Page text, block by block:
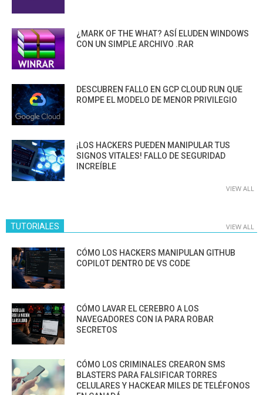
¿MARK OF THE WHAT? ASÍ ELUDEN WINDOWS
CON UN SIMPLE ARCHIVO .RAR
DESCUBREN FALLO EN GCP CLOUD RUN QUE
ROMPE EL MODELO DE MENOR PRIVILEGIO
¡LOS HACKERS PUEDEN MANIPULAR TUS
SIGNOS VITALES! FALLO DE SEGURIDAD
INCREÍBLE
VIEW ALL
TUTORIALES VIEW ALL
CÓMO LOS HACKERS MANIPULAN GITHUB
COPILOT DENTRO DE VS CODE
CÓMO LAVAR EL CEREBRO A LOS
NAVEGADORES CON IA PARA ROBAR
SECRETOS
CÓMO LOS CRIMINALES CREARON SMS
BLASTERS PARA FALSIFICAR TORRES
CELULARES Y HACKEAR MILES DE TELÉFONOS